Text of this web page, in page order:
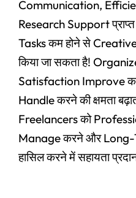
Communication,
Research Support
Tasks कम होने से
किया जा सकता है!
Satisfaction Improve
Handle करने की क्षमता
Freelancers को
Manage करने और
हासिल करने में सहायता